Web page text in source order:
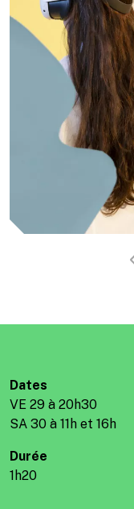
Dates
VE 29 à 20h30
SA 30 à 11h et 16h
Durée
1h20